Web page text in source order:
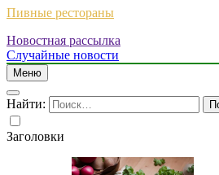
Пивные рестораны
Новостная рассылка
Случайные новости
Меню
Найти:
Заголовки